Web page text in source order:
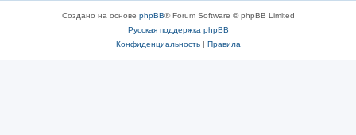
Создано на основе phpBB® Forum Software © phpBB Limited
Русская поддержка phpBB
Конфиденциальность| Правила